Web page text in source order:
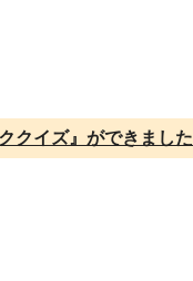
クイズ』ができました